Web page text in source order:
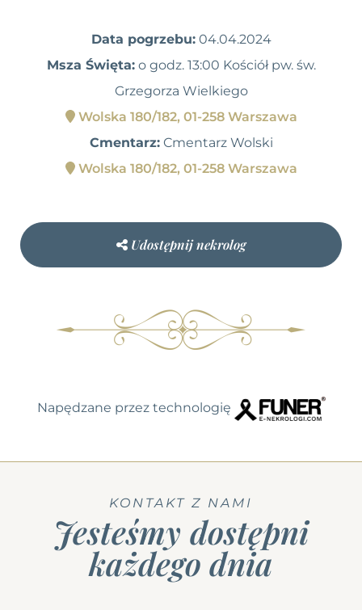
Data pogrzebu:04.04.2024
Msza Święta:o godz. 13:00 Kościół pw. św.
Grzegorza Wielkiego
Wolska 180/182, 01-258 Warszawa
Cmentarz:Cmentarz Wolski
Wolska 180/182, 01-258 Warszawa
Udostępnij nekrolog
Napędzane przez technologię
KONTAKT Z NAMI
Jesteśmy dostępni
każdego dnia